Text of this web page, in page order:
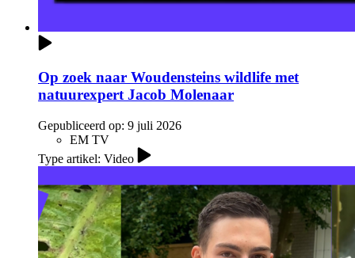
Op zoek naar Woudensteins wildlife met
natuurexpert Jacob Molenaar
Gepubliceerd op: 9 juli 2026
EM TV
Type artikel: Video